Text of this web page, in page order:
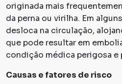
originada mais
da perna ou virilha. Em
desloca na circulação,
que pode resultar em
condição médica perigosa
Causas e fatores de risco